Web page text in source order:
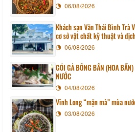
06/08/2026
Khách sạn Văn Thái Bình
cơ sở vật chất kỹ thuật và
06/08/2026
GỎI GÀ BÔNG BẦN (HOA
NƯỚC
04/08/2026
Vĩnh Long “mặn mà” mùa
03/08/2026